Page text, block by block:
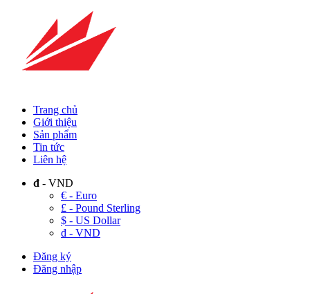
Trang chủ
Giới thiệu
Sản phẩm
Tin tức
Liên hệ
đ - VND
€ - Euro
£ - Pound Sterling
$ - US Dollar
đ - VND
Đăng ký
Đăng nhập